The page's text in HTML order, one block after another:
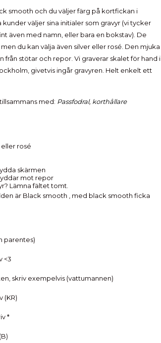
smooth och du väljer färg på kortfickan i
kunder väljer sina initialer som gravyr (vi tycker
även med namn, eller bara en bokstav). De
du kan välja även silver eller rosé. Den mjuka
från stötar och repor. Vi graverar skalet för hand i
givetvis ingår gravyren. Helt enkelt ett
med: Passfodral, korthållare
eller rosé
skärmen
mot repor
Lämna fältet tomt.
är Black smooth , med black smooth ficka
parentes)
<3
skriv exempelvis (vattumannen)
(KR)
*